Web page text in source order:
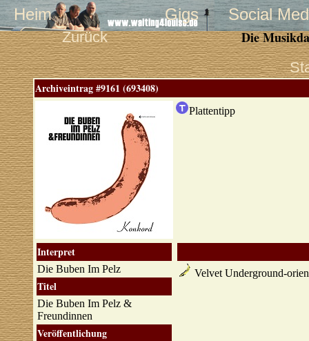
Heim Gigs Social
Zurück Die
Archiveintrag #9161 (693408)
Plattentipp
Interpret
Die Buben Im Pelz
Titel
Die Buben Im Pelz &
Freundinnen
Veröffentlichung
Velvet Underground-